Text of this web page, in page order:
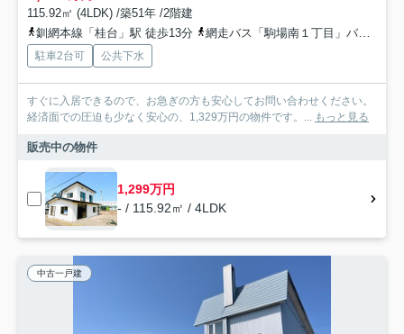
115.92㎡ (4LDK) /築51年 /2階建
釧網本線「桂台」駅 徒歩13分
網走バス「駒場南１丁目」バス停下車 徒歩3分
駐車2台可 公共下水
すぐに入居できるので、お急ぎの方も安心してお問い合わせください。
経済面での圧迫も少なく安心の、1,329万円の物件です。... もっと見る
販売中の物件
1,299万円
- / 115.92㎡ / 4LDK
中古一戸建